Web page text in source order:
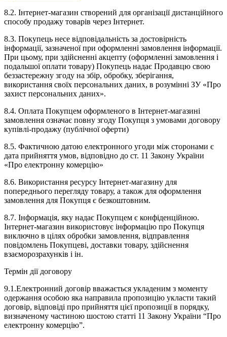
8.2. Інтернет-магазин створений для організації дистанційного
способу продажу товарів через Інтернет.
8.3. Покупець несе відповідальність за достовірність
інформації, зазначеної при оформленні замовлення інформації.
При цьому, при здійсненні акцепту (оформленні замовлення і
подальшої оплати товару) Покупець надає Продавцю свою
беззастережну згоду на збір, обробку, зберігання,
використання своїх персональних даних, в розумінні ЗУ «Про
захист персональних даних».
8.4. Оплата Покупцем оформленого в Інтернет-магазині
замовлення означає повну згоду Покупця з умовами договору
купівлі-продажу (публічної оферти)
8.5. Фактичною датою електронного угоди між сторонами є
дата прийняття умов, відповідно до ст. 11 Закону України
«Про електронну комерцію»
8.6. Використання ресурсу Інтернет-магазину для
попереднього перегляду товару, а також для оформлення
замовлення для Покупця є безкоштовним.
8.7. Інформація, яку надає Покупцем є конфіденційною.
Інтернет-магазин використовує інформацію про Покупця
виключно в цілях обробки замовлення, відправлення
повідомлень Покупцеві, доставки товару, здійснення
взаєморозрахунків і ін.
Термін дії договору
9.1.Електронний договір вважається укладеним з моменту
одержання особою яка направила пропозицію укласти такий
договір, відповіді про прийняття цієї пропозиції в порядку,
визначеному частиною шостою статті 11 Закону України “Про
електронну комерцію”.